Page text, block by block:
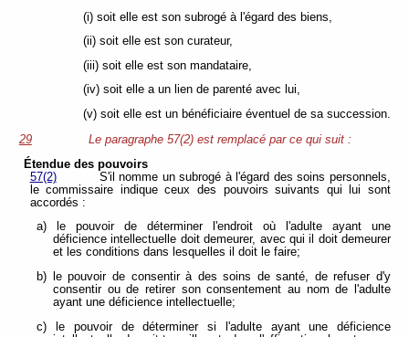
(i) soit elle est son subrogé à l'égard des biens,
(ii) soit elle est son curateur,
(iii) soit elle est son mandataire,
(iv) soit elle a un lien de parenté avec lui,
(v) soit elle est un bénéficiaire éventuel de sa succession.
29
Le paragraphe 57(2) est remplacé par ce qui suit :
Étendue des pouvoirs
57(2)
S'il nomme un subrogé à l'égard des soins personnels,
le commissaire indique ceux des pouvoirs suivants qui lui sont
accordés :
a) le pouvoir de déterminer l'endroit où l'adulte ayant une
déficience intellectuelle doit demeurer, avec qui il doit demeurer
et les conditions dans lesquelles il doit le faire;
b) le pouvoir de consentir à des soins de santé, de refuser d'y
consentir ou de retirer son consentement au nom de l'adulte
ayant une déficience intellectuelle;
c) le pouvoir de déterminer si l'adulte ayant une déficience